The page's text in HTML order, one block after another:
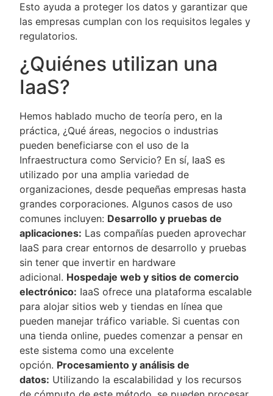
Esto ayuda a proteger los datos y garantizar que
las empresas cumplan con los requisitos legales y
regulatorios.
¿Quiénes utilizan una
IaaS?
Hemos hablado mucho de teoría pero, en la
práctica, ¿Qué áreas, negocios o industrias
pueden beneficiarse con el uso de la
Infraestructura como Servicio? En sí, IaaS es
utilizado por una amplia variedad de
organizaciones, desde pequeñas empresas hasta
grandes corporaciones. Algunos casos de uso
comunes incluyen: Desarrollo y pruebas de
aplicaciones: Las compañías pueden aprovechar
IaaS para crear entornos de desarrollo y pruebas
sin tener que invertir en hardware
adicional. Hospedaje web y sitios de comercio
electrónico: IaaS ofrece una plataforma escalable
para alojar sitios web y tiendas en línea que
pueden manejar tráfico variable. Si cuentas con
una tienda online, puedes comenzar a pensar en
este sistema como una excelente
opción. Procesamiento y análisis de
datos: Utilizando la escalabilidad y los recursos